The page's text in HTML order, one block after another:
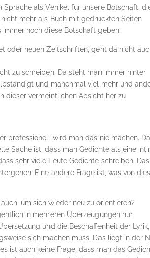
als Vehikel für unsere Botschaft,
mehr als Buch mit gedruckten Seiten
noch diese Botschaft geben.
oder neuen Zeitschriften, geht da nicht
zu schreiben. Da steht man immer hinter
und manchmal viel mehr und
dieser vermeintlichen Absicht her zu
professionell wird man das nie machen.
Sache ist, dass man Gedichte als eine
sehr viele Leute Gedichte schreiben. Das
Eine andere Frage ist, was von
um sich wieder neu zu orientieren?
in mehreren Überzeugungen nur
und die Beschaffenheit der Lyrik,
sich machen muss. Das liegt in der
ist auch keine Frage, dass man das